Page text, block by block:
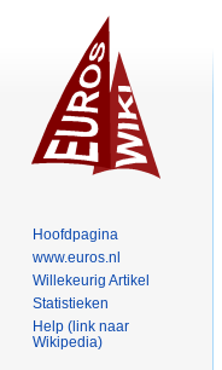
Hoofdpagina
www.euros.nl
Willekeurig Artikel
Statistieken
Help (link naar
Wikipedia)